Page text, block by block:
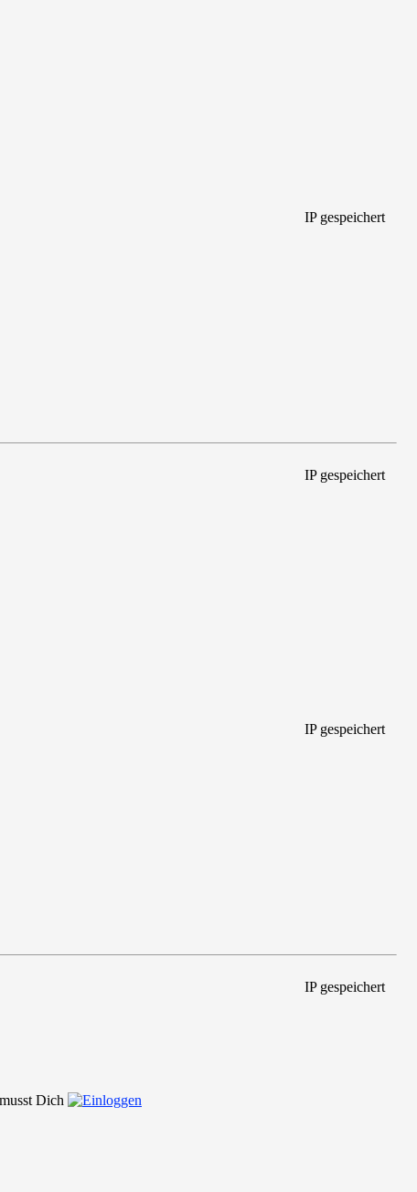
IP gespeichert
IP gespeichert
IP gespeichert
IP gespeichert
Dich